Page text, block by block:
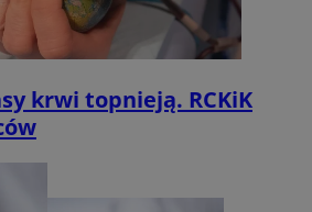
krwi topnieją. RCKiK